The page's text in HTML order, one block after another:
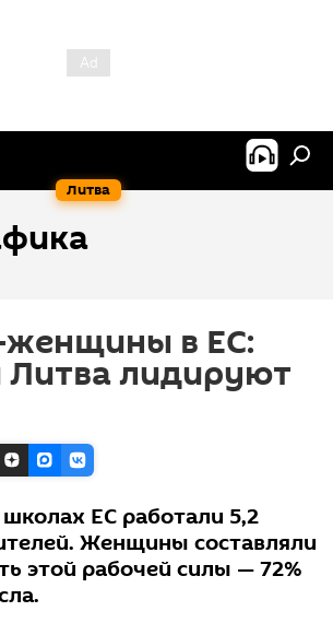
Литва
женщины в ЕС:
Литва лидируют
ЕС работали 5,2
Женщины составляли
этой рабочей силы — 72%